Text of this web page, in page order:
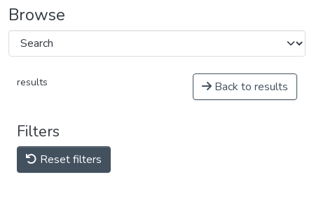
Browse
results Back to results
Filters
Reset filters